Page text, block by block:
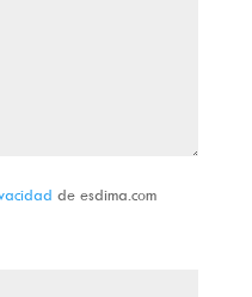
de esdima.com